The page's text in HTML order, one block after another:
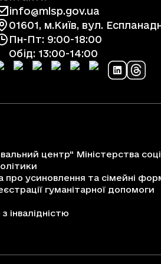
info@mlsp.gov.ua
01601, м.Київ, вул.
Пн-Пт: 9:00-18:00
Обід: 13:00-14:00
центр" Міністерства
усиновлення та сімейні
гуманітарної допомоги
інвалідністю